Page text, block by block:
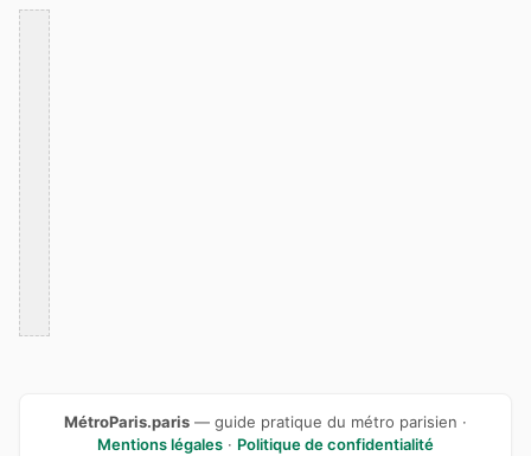
MétroParis.paris — guide pratique du métro parisien ·
Mentions légales · Politique de confidentialité